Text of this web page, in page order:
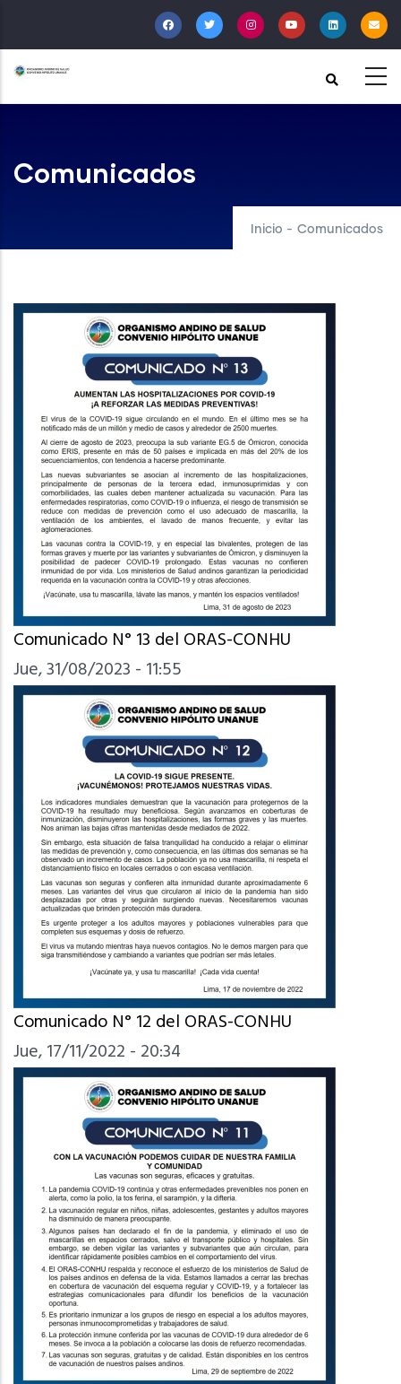
al
contenido
principal
Comunicados
Inicio - Comunicados
Comunicado N° 13 del ORAS-CONHU
Jue, 31/08/2023 - 11:55
Comunicado N° 12 del ORAS-CONHU
Jue, 17/11/2022 - 20:34